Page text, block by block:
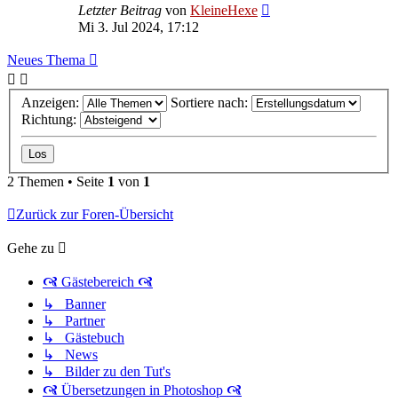
Letzter Beitrag von KleineHexe
Mi 3. Jul 2024, 17:12
Neues Thema
Anzeigen:
Sortiere nach:
Richtung:
2 Themen • Seite 1 von 1
Zurück zur Foren-Übersicht
Gehe zu
🙧 Gästebereich 🙧
↳ Banner
↳ Partner
↳ Gästebuch
↳ News
↳ Bilder zu den Tut's
🙧 Übersetzungen in Photoshop 🙧